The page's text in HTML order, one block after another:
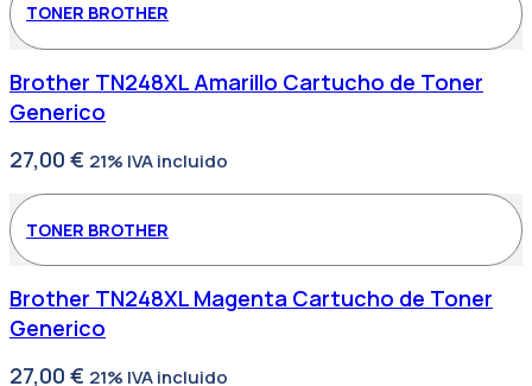
TONER BROTHER
Brother TN248XL Amarillo Cartucho de Toner
Generico
27,00 € 21% IVA incluido
TONER BROTHER
Brother TN248XL Magenta Cartucho de Toner
Generico
27,00 € 21% IVA incluido